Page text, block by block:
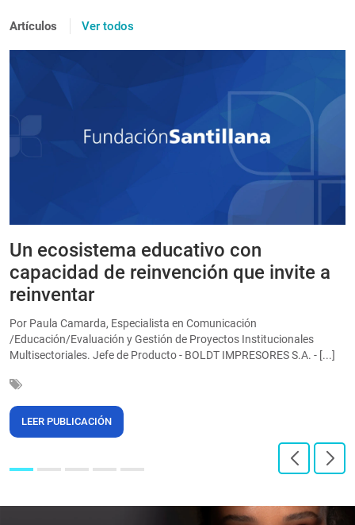
Artículos Ver todos
Un ecosistema educativo con
capacidad de reinvención que invite a
reinventar
Por Paula Camarda, Especialista en Comunicación
/Educación/Evaluación y Gestión de Proyectos Institucionales
Multisectoriales. Jefe de Producto - BOLDT IMPRESORES S.A. - [...]
LEER PUBLICACIÓN